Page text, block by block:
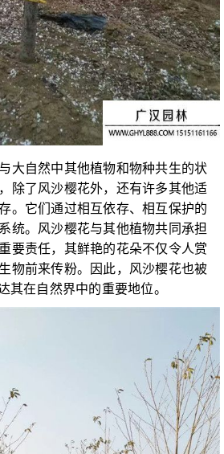
大自然中其他植物和物种共生的状
除了风沙樱花外，还有许多其他适
。它们通过相互依存、相互保护的
统。风沙樱花与其他植物共同承担
要责任，其鲜艳的花朵不仅令人赏
物前来传粉。因此，风沙樱花也被
其在自然界中的重要地位。